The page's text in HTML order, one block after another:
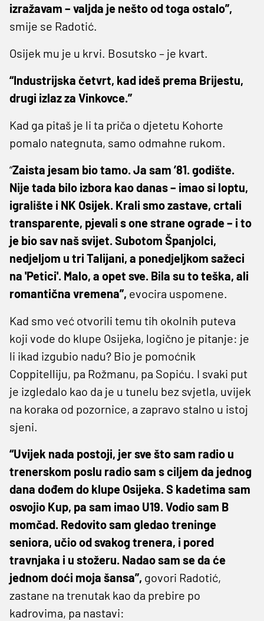
izražavam – valjda je nešto od toga ostalo”,
smije se Radotić.
Osijek mu je u krvi. Bosutsko – je kvart.
“Industrijska četvrt, kad ideš prema Brijestu,
drugi izlaz za Vinkovce.”
Kad ga pitaš je li ta priča o djetetu Kohorte
pomalo nategnuta, samo odmahne rukom.
“Zaista jesam bio tamo. Ja sam ’81. godište.
Nije tada bilo izbora kao danas – imao si loptu,
igralište i NK Osijek. Krali smo zastave, crtali
transparente, pjevali s one strane ograde – i to
je bio sav naš svijet. Subotom Španjolci,
nedjeljom u tri Talijani, a ponedjeljkom sažeci
na 'Petici'. Malo, a opet sve. Bila su to teška, ali
romantična vremena”, evocira uspomene.
Kad smo već otvorili temu tih okolnih puteva
koji vode do klupe Osijeka, logično je pitanje: je
li ikad izgubio nadu? Bio je pomoćnik
Coppitelliju, pa Rožmanu, pa Sopiću. I svaki put
je izgledalo kao da je u tunelu bez svjetla, uvijek
na koraka od pozornice, a zapravo stalno u istoj
sjeni.
“Uvijek nada postoji, jer sve što sam radio u
trenerskom poslu radio sam s ciljem da jednog
dana dođem do klupe Osijeka. S kadetima sam
osvojio Kup, pa sam imao U19. Vodio sam B
momčad. Redovito sam gledao treninge
seniora, učio od svakog trenera, i pored
travnjaka i u stožeru. Nadao sam se da će
jednom doći moja šansa”, govori Radotić,
zastane na trenutak kao da prebire po
kadrovima, pa nastavi: